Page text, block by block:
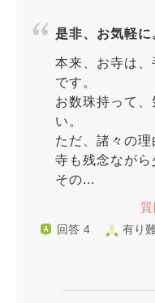
是非、お気軽に
本来、お寺は
です。
お数珠持って
い。
ただ、諸々の
寺も残念ながら
その...
回答 4 有り